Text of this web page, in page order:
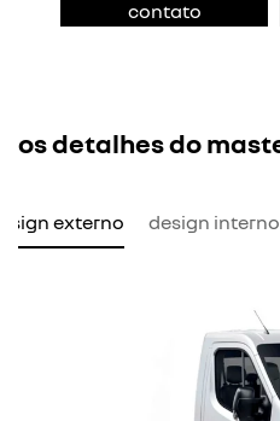
contato
os detalhes do
externo design interno